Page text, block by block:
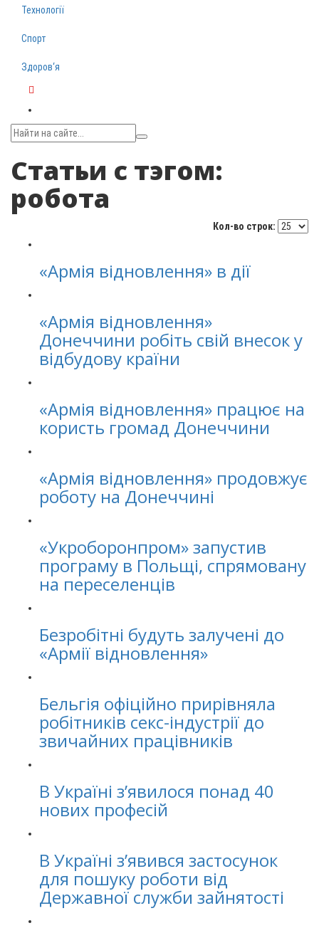
Технології
Спорт
Здоров‘я
Статьи с тэгом:
робота
Кол-во строк:
«Армія відновлення» в дії
«Армія відновлення»
Донеччини робіть свій внесок у
відбудову країни
«Армія відновлення» працює на
користь громад Донеччини
«Армія відновлення» продовжує
роботу на Донеччині
«Укроборонпром» запустив
програму в Польщі, спрямовану
на переселенців
Безробітні будуть залучені до
«Армії відновлення»
Бельгія офіційно прирівняла
робітників секс-індустрії до
звичайних працівників
В Україні з’явилося понад 40
нових професій
В Україні зʼявився застосунок
для пошуку роботи від
Державної служби зайнятості